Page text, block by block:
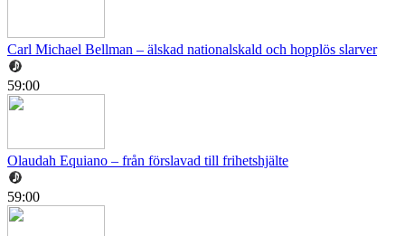
Carl Michael Bellman – älskad nationalskald och hopplös slarver
59:00
Olaudah Equiano – från förslavad till frihetshjälte
59:00